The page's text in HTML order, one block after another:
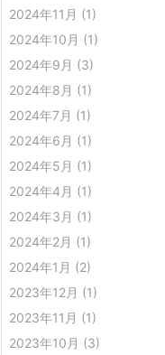
2024年11月 (1)
2024年10月 (1)
2024年9月 (3)
2024年8月 (1)
2024年7月 (1)
2024年6月 (1)
2024年5月 (1)
2024年4月 (1)
2024年3月 (1)
2024年2月 (1)
2024年1月 (2)
2023年12月 (1)
2023年11月 (1)
2023年10月 (3)